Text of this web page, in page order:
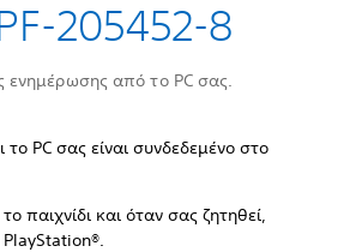
205452-8
ενημέρωσης από το PC σας.
το PC σας είναι συνδεδεμένο στο
παιχνίδι και όταν σας ζητηθεί,
PlayStation®.